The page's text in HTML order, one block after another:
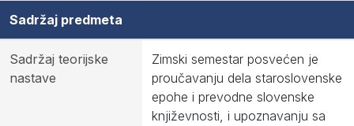
Sadržaj predmeta
Sadržaj teorijske
nastave
Zimski semestar posvećen je
proučavanju dela staroslovenske
epohe i prevodne slovenske
književnosti, i upoznavanju sa